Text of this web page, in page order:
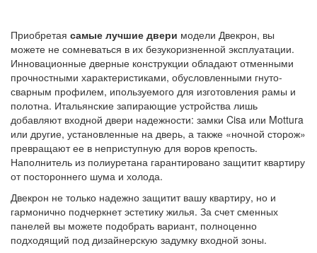
Приобретая самые лучшие двери модели Двекрон, вы
можете не сомневаться в их безукоризненной эксплуатации.
Инновационные дверные конструкции обладают отменными
прочностными характеристиками, обусловленными гнуто-
сварным профилем, ипользуемого для изготовления рамы и
полотна. Итальянские запирающие устройства лишь
добавляют входной двери надежности: замки Cisa или Mottura
или другие, установленные на дверь, а также «ночной сторож»
превращают ее в неприступную для воров крепость.
Наполнитель из полиуретана гарантировано защитит квартиру
от постороннего шума и холода.
Двекрон не только надежно защитит вашу квартиру, но и
гармонично подчеркнет эстетику жилья. За счет сменных
панелей вы можете подобрать вариант, полноценно
подходящий под дизайнерскую задумку входной зоны.